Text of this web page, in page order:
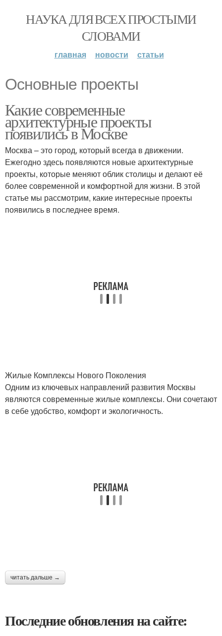
НАУКА ДЛЯ ВСЕХ ПРОСТЫМИ
СЛОВАМИ
главная новости статьи
Основные проекты
Какие современные
архитектурные проекты
появились в Москве
Москва – это город, который всегда в движении.
Ежегодно здесь появляются новые архитектурные
проекты, которые меняют облик столицы и делают её
более современной и комфортной для жизни. В этой
статье мы рассмотрим, какие интересные проекты
появились в последнее время.
Жилые Комплексы Нового Поколения
Одним из ключевых направлений развития Москвы
являются современные жилые комплексы. Они сочетают
в себе удобство, комфорт и экологичность.
читать дальше →
Последние обновления на сайте: